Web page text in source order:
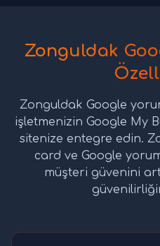
Zonguldak
Zonguldak Google
işletmenizin Google My
sitenize entegre edin.
card ve Google
müşteri güvenini